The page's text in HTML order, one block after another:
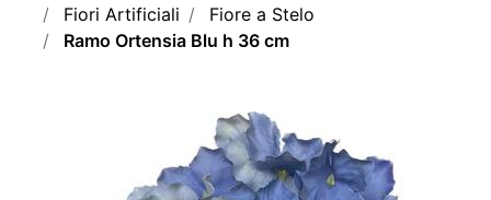
Fiori Artificiali
Fiore a Stelo
Ramo Ortensia Blu h 36 cm